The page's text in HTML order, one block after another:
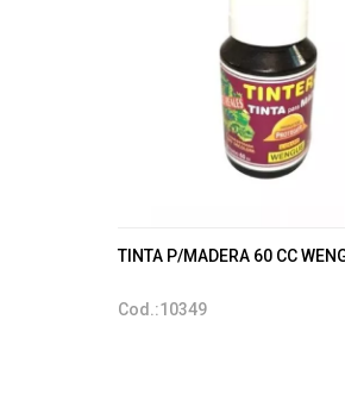
TINTA P/MADERA 60 CC
Cod.:10349